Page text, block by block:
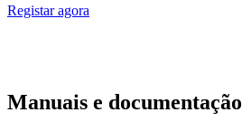
Registar agora
Manuais e documentação